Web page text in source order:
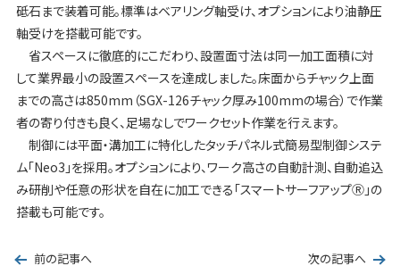
砥石まで装着可能。標準はベアリング軸受け、オプションにより油静圧
軸受けを搭載可能です。
省スペースに徹底的にこだわり、設置面寸法は同一加工面積に対
して業界最小の設置スペースを達成しました。床面からチャック上面
までの高さは850mm（SGX-126チャック厚み100mmの場合）で作業
者の寄り付きも良く、足場なしでワークセット作業を行えます。
制御には平面・溝加工に特化したタッチパネル式簡易型制御システ
ム「Neo3」を採用。オプションにより、ワーク高さの自動計測、自動追込
み研削や任意の形状を自在に加工できる「スマートサーフアップⓇ」の
搭載も可能です。
前の記事へ 次の記事へ